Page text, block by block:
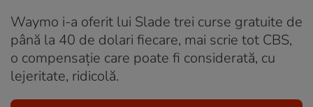
Waymo i-a oferit lui Slade trei curse gratuite de
până la 40 de dolari fiecare, mai scrie tot CBS,
o compensație care poate fi considerată, cu
lejeritate, ridicolă.